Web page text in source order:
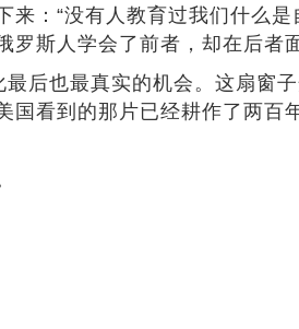
“没有人教育过我们什么是
斯人学会了前者，却在后者
也最真实的机会。这扇窗
看到的那片已经耕作了两